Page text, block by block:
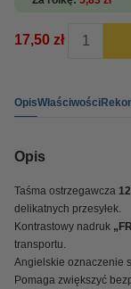
17,50 zł
OpisWłaściwości
Opis
Taśma ostrzegawcza
delikatnych przesyłek.
Kontrastowy nadruk
transportu.
Angielskie oznaczenie
Pomaga zwiększyć